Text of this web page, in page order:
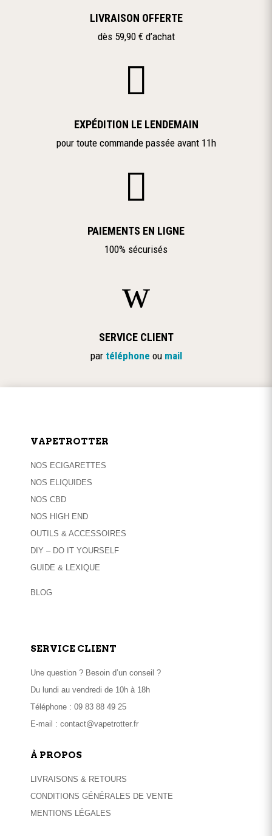
LIVRAISON OFFERTE
dès 59,90 € d’achat

EXPÉDITION LE LENDEMAIN
pour toute commande passée avant 11h

PAIEMENTS EN LIGNE
100% sécurisés
w
SERVICE CLIENT
par téléphone ou mail
VAPETROTTER
NOS ECIGARETTES
NOS ELIQUIDES
NOS CBD
NOS HIGH END
OUTILS & ACCESSOIRES
DIY – DO IT YOURSELF
GUIDE & LEXIQUE
BLOG
SERVICE CLIENT
Une question ? Besoin d’un conseil ?
Du lundi au vendredi de 10h à 18h
Téléphone : 09 83 88 49 25
E-mail : contact@vapetrotter.fr
À PROPOS
LIVRAISONS & RETOURS
CONDITIONS GÉNÉRALES DE VENTE
MENTIONS LÉGALES